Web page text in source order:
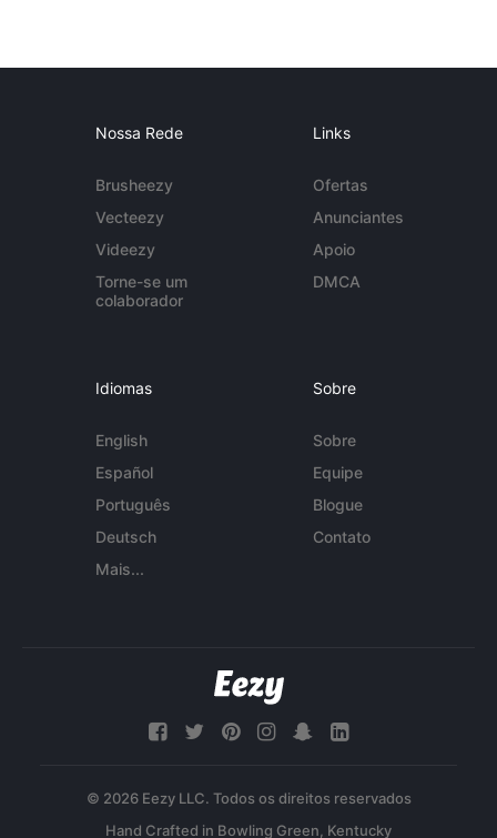
Nossa Rede
Brusheezy
Vecteezy
Videezy
Torne-se um
colaborador
Links
Ofertas
Anunciantes
Apoio
DMCA
Idiomas
English
Español
Português
Deutsch
Mais...
Sobre
Sobre
Equipe
Blogue
Contato
© 2026 Eezy LLC. Todos os direitos reservados